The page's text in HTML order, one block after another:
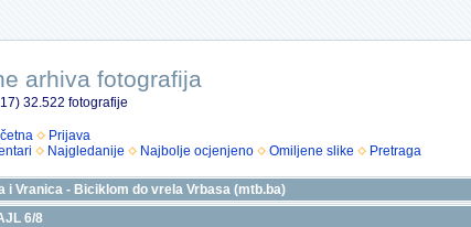
arhiva fotografija
32.522 fotografije
Prijava
Najgledanije Najbolje ocjenjeno Omiljene slike Pretraga
i Vranica - Biciklom do vrela Vrbasa (mtb.ba)
6/8